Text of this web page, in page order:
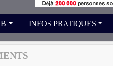
INFOS PRATIQUES